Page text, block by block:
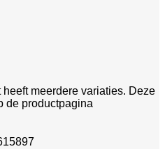
heeft meerdere variaties. Deze
de productpagina